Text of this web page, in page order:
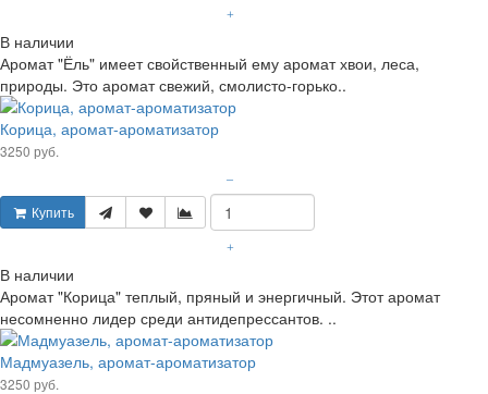
+
В наличии
Аромат "Ёль" имеет свойственный ему аромат хвои, леса,
природы. Это аромат свежий, смолисто-горько..
Корица, аромат-ароматизатор
3250 руб.
Купить
–
+
В наличии
Аромат "Корица" теплый, пряный и энергичный. Этот аромат
несомненно лидер среди антидепрессантов. ..
Мадмуазель, аромат-ароматизатор
3250 руб.